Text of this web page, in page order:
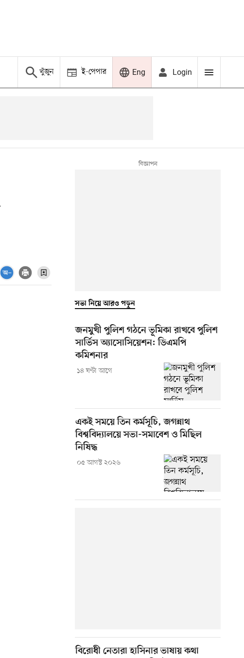
খুঁজুন ই-পেপার Eng Login
সভা নিয়ে আরও পড়ুন
জনমুখী পুলিশ গঠনে ভূমিকা রাখবে পুলিশ
সার্ভিস অ্যাসোসিয়েশন: ডিএমপি
কমিশনার
১৪ ঘণ্টা আগে
একই সময়ে তিন কর্মসূচি, জগন্নাথ
বিশ্ববিদ্যালয়ে সভা-সমাবেশ ও মিছিল
নিষিদ্ধ
০৫ আগস্ট ২০২৬
বিরোধী নেতারা হাসিনার ভাষায় কথা